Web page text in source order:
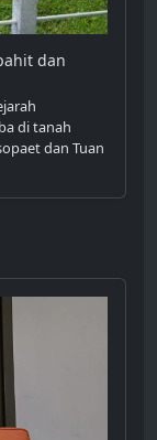
dan
di tanah
dan Tuan